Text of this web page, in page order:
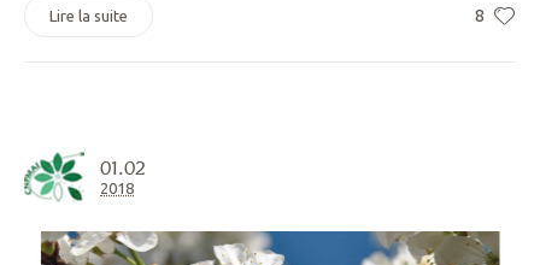
8
Lire la suite
01.02
2018